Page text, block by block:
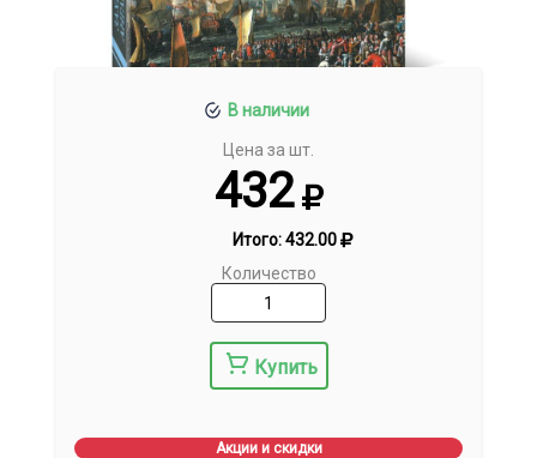
В наличии
Цена за шт.
432
Итого:432.00
Количество
Купить
Акции и скидки